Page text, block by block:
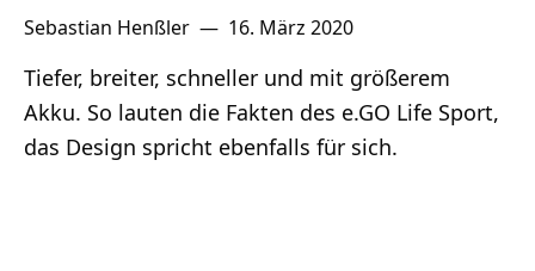
Sebastian Henßler — 16. März 2020
Tiefer, breiter, schneller und mit größerem
Akku. So lauten die Fakten des e.GO Life Sport,
das Design spricht ebenfalls für sich.